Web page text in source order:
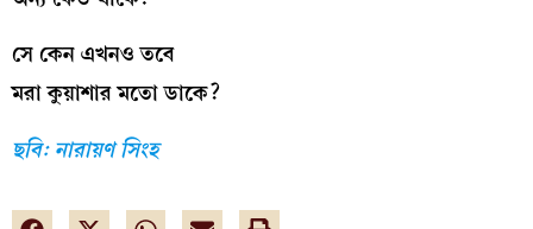
সে কেন এখনও তবে
মরা কুয়াশার মতো ডাকে?
ছবি: নারায়ণ সিংহ